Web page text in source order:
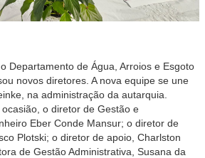
Departamento de Água, Arroios e Esgoto
novos diretores. A nova equipe se une
na administração da autarquia.
o diretor de Gestão e
Eber Conde Mansur; o diretor de
Plotski; o diretor de apoio, Charlston
de Gestão Administrativa, Susana da